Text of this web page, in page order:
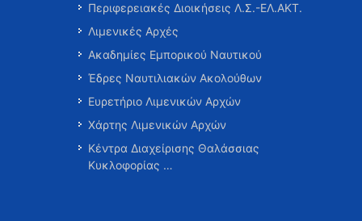
Περιφερειακές Διοικήσεις Λ.Σ.-ΕΛ.ΑΚΤ.
Λιμενικές Αρχές
Ακαδημίες Εμπορικού Ναυτικού
Έδρες Ναυτιλιακών Ακολούθων
Ευρετήριο Λιμενικών Αρχών
Χάρτης Λιμενικών Αρχών
Κέντρα Διαχείρισης Θαλάσσιας
Κυκλοφορίας …